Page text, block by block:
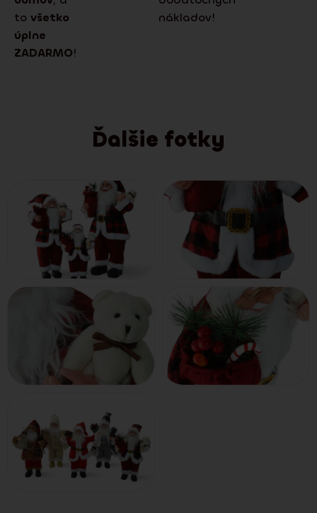
to všetko
úplne
ZADARMO!
nákladov!
Ďalšie fotky